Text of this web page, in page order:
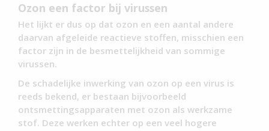
Ozon een factor bij virussen
Het lijkt er dus op dat ozon en een aantal andere
daarvan afgeleide reactieve stoffen, misschien een
factor zijn in de besmettelijkheid van sommige
virussen.
De schadelijke inwerking van ozon op een virus is
reeds bekend, er bestaan bijvoorbeeld
ontsmettingsapparaten met ozon als werkzame
stof. Deze werken echter op een veel hogere